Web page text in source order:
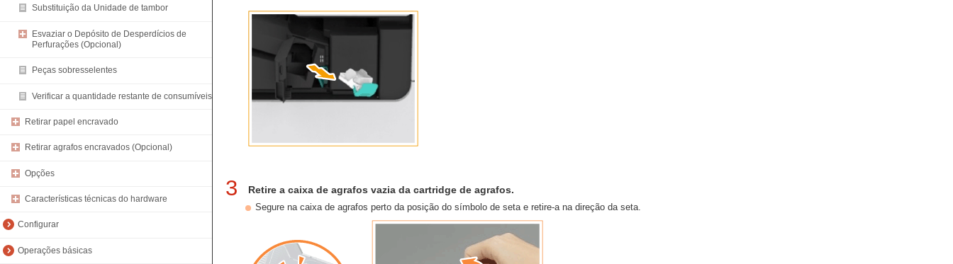
Substituição da Unidade de tambor
Esvaziar o Depósito de Desperdícios de
Perfurações (Opcional)
Peças sobresselentes
Verificar a quantidade restante de consumíveis
Retirar papel encravado
Retirar agrafos encravados (Opcional)
Opções
Características técnicas do hardware
Configurar
Operações básicas
3 Retire a caixa de agrafos vazia da cartridge de agrafos.
Segure na caixa de agrafos perto da posição do símbolo de seta e retire-a na direção da seta.